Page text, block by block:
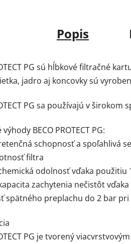
Popis
PG sú hĺbkové filtračné
jadro aj koncovky sú
PG sa používajú v
BECO PROTECT PG:
schopnosť a spoľahlivá
filtra
odolnosť vďaka použitiu
zachytenia nečistôt
spätného preplachu do 2 bar pri
PG je tvorený